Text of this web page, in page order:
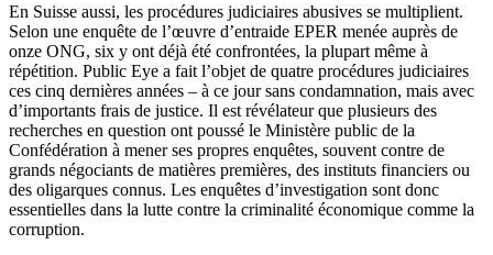
En Suisse aussi, les procédures judiciaires abusives se multiplient.
Selon une enquête de l’œuvre d’entraide EPER menée auprès de
onze ONG, six y ont déjà été confrontées, la plupart même à
répétition. Public Eye a fait l’objet de quatre procédures judiciaires
ces cinq dernières années – à ce jour sans condamnation, mais avec
d’importants frais de justice. Il est révélateur que plusieurs des
recherches en question ont poussé le Ministère public de la
Confédération à mener ses propres enquêtes, souvent contre de
grands négociants de matières premières, des instituts financiers ou
des oligarques connus. Les enquêtes d’investigation sont donc
essentielles dans la lutte contre la criminalité économique comme la
corruption.